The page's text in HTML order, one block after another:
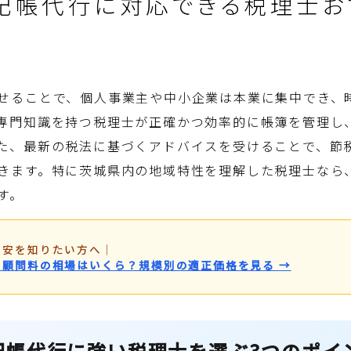
ることで、個人事業主や中小企業は本業に集中でき、
門知識を持つ税理士が正確かつ効率的に帳簿を管理し
、最新の税法に基づくアドバイスを受けることで、節
ます。特に茨城県内の地域特性を理解した税理士なら
を知りたい方へ ｜
問料の相場はいくら？規模別の適正価格を見る →